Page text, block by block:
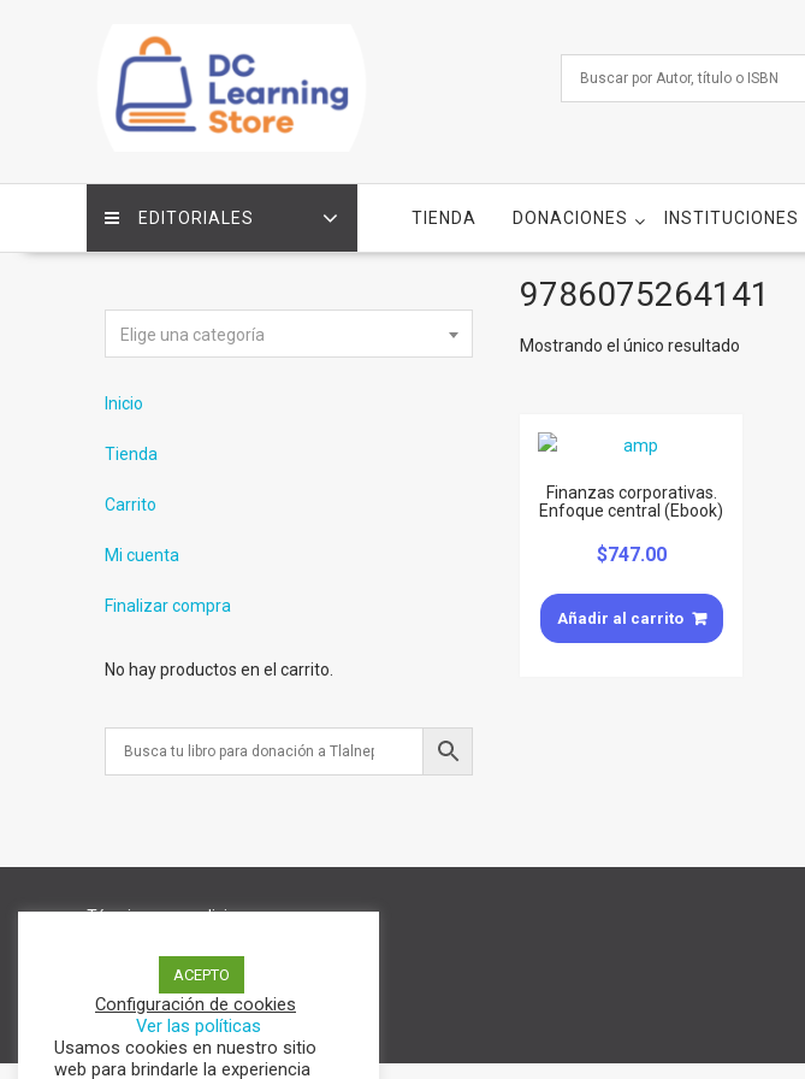
EDITORIALES TIENDA DONACIONES INSTITUCIONES
9786075264141
Mostrando el único resultado
Finanzas corporativas.
Enfoque central (Ebook)
$747.00
Añadir al carrito
Elige una categoría
Inicio
Tienda
Carrito
Mi cuenta
Finalizar compra
No hay productos en el carrito.
Términos y condiciones
Política de cookies
ACEPTO
Configuración de cookies
Ver las políticas
Usamos cookies en nuestro sitio
web para brindarle la experiencia